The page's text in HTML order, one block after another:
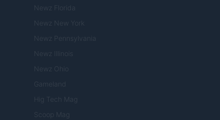
Newz Florida
Newz New York
Newz Pennsylvania
Newz Illinois
Newz Ohio
Gameland
Hig Tech Mag
Scoop Mag